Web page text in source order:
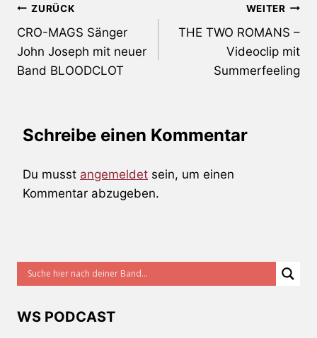
Beitragsnavigation
ZURÜCK
CRO-MAGS Sänger
John Joseph mit neuer
Band BLOODCLOT
WEITER
THE TWO ROMANS –
Videoclip mit
Summerfeeling
Schreibe einen Kommentar
Du musst angemeldet sein, um einen
Kommentar abzugeben.
WS PODCAST